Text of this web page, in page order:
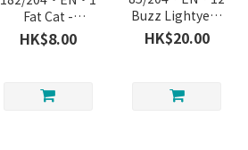
Fat Cat -
Felonious
Feline
HK$8.00
Buzz Lightyear
- On the Way
(Rare) (Foil)
HK$20.00